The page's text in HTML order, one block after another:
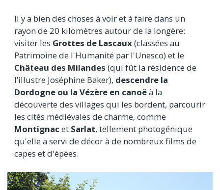
Il y a bien des choses à voir et à faire dans un
rayon de 20 kilomètres autour de la longère:
visiter les Grottes de Lascaux(classées au
Patrimoine de l'Humanité par l'Unesco) et le
Château des Milandes (qui fût la résidence de
l’illustre Joséphine Baker), descendre la
Dordogne ou la Vézère en canoëà la
découverte des villages qui les bordent, parcourir
les cités médiévales de charme, comme
Montignac et Sarlat, tellement photogénique
qu'elle a servi de décor à de nombreux films de
capes et d'épées.